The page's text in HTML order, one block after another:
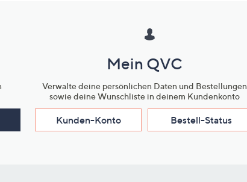
Mein QVC
Verwalte deine persönlichen Daten und Bestellungen
sowie deine Wunschliste in deinem Kundenkonto
Kunden-Konto Bestell-Status